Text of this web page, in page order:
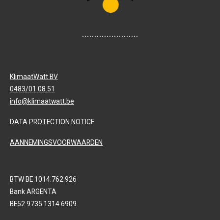
.......................
KlimaatWatt BV
0483/01.08.51
info@klimaatwatt.be
DATA PROTECTION NOTICE
AANNEMINGSVOORWAARDEN
BTW BE 1014.762.926
Bank ARGENTA
BE52 9735 1314 6909